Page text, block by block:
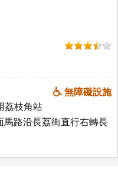
無障礙設施
荔枝角站
馬路沿長荔街直行右轉長